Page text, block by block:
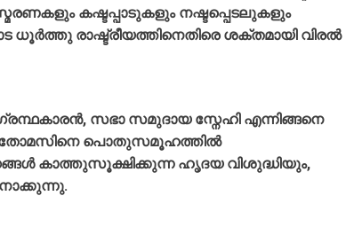
കഷ്ടപ്പാടുകളും നഷ്ടപ്പെടലുകളും
ധൂര്‍ത്തു രാഷ്ട്രീയത്തിനെതിരെ ശക്തമായി വിരല്‍
സഭാ സമുദായ സ്നേഹി എന്നിങ്ങനെ
തോമസിനെ പൊതുസമൂഹത്തില്‍
കാത്തുസൂക്ഷിക്കുന്ന ഹൃദയ വിശുദ്ധിയും,